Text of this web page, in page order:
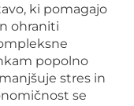
ki pomagajo
ohraniti
popolno
stres in
se